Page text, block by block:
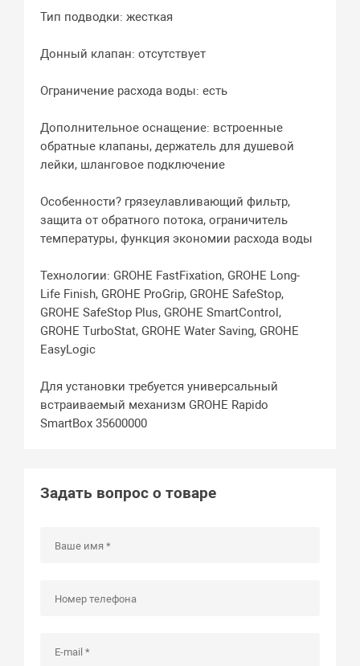
Тип подводки: жесткая
Донный клапан: отсутствует
Ограничение расхода воды: есть
Дополнительное оснащение: встроенные
обратные клапаны, держатель для душевой
лейки, шланговое подключение
Особенности? грязеулавливающий фильтр,
защита от обратного потока, ограничитель
температуры, функция экономии расхода воды
Технологии: GROHE FastFixation, GROHE Long-
Life Finish, GROHE ProGrip, GROHE SafeStop,
GROHE SafeStop Plus, GROHE SmartControl,
GROHE TurboStat, GROHE Water Saving, GROHE
EasyLogic
Для установки требуется универсальный
встраиваемый механизм GROHE Rapido
SmartBox 35600000
Задать вопрос о товаре